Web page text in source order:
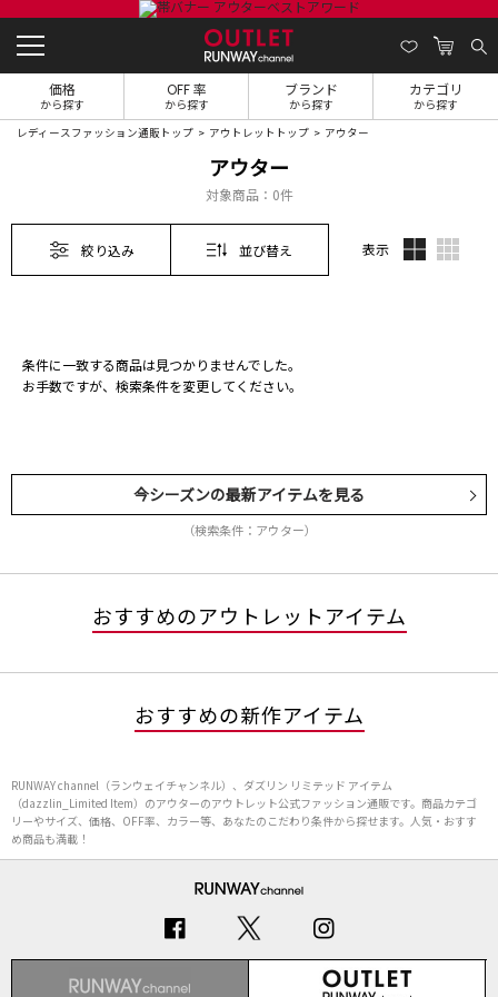
価格
から探す
OFF 率
から探す
ブランド
から探す
カテゴリ
から探す
レディースファッション通販トップ アウトレットトップ アウター
アウター
対象商品： 0件
絞り込み 並び替え 表示
条件に一致する商品は見つかりませんでした。
お手数ですが、検索条件を変更してください。
今シーズンの最新アイテムを見る
（検索条件：アウター）
おすすめのアウトレットアイテム
おすすめの新作アイテム
RUNWAY channel（ランウェイチャンネル）、ダズリン リミテッド アイテム
（dazzlin_Limited Item）のアウターのアウトレット公式ファッション通販です。商品カテゴ
リーやサイズ、価格、OFF率、カラー等、あなたのこだわり条件から探せます。人気・おすす
め商品も満載！